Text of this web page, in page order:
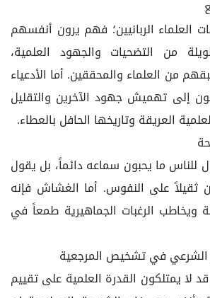
العلماء الربانيين؛ فهم يرون أنفسهم
من التضحيات والجهود العلمية،
من العلماء والمحققين. أما الأدعياء
إلى تهميش جهود الآخرين والتقليل
العريقة وتاريخها الحافل بالعطاء.
للناس ما يحبون سماعه دائماً، بل يقول
ثقيلاً على النفوس. أما الغشاش فإنه
ويخاطب الرغبات الجماهيرية طمعاً في
الشرعي في تشخيص المرجعية
لا يمتلكون القدرة العلمية على تقييم